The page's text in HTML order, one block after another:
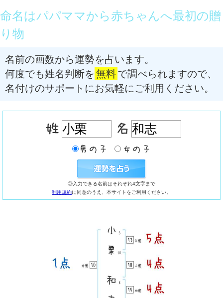
命名はパパママから赤ちゃんへ最初の贈
り物
名前の画数から運勢を占います。
何度でも姓名判断を 無料で調べられますので、
名付けのサポートにお気軽にご利用ください。
◎入力できる名前はそれぞれ4文字まで
利用規約に同意のうえ、本サイトをご利用ください。